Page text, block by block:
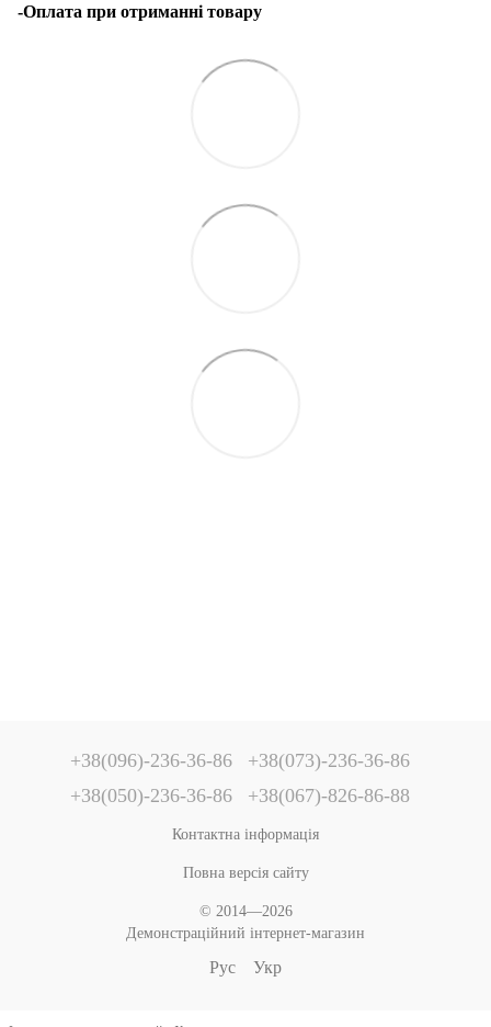
-Оплата при отриманні товару
+38(096)-236-36-86
+38(073)-236-36-86
+38(050)-236-36-86
+38(067)-826-86-88
Контактна інформація
Повна версія сайту
© 2014—2026
Демонстраційний інтернет-магазин
Рус Укр